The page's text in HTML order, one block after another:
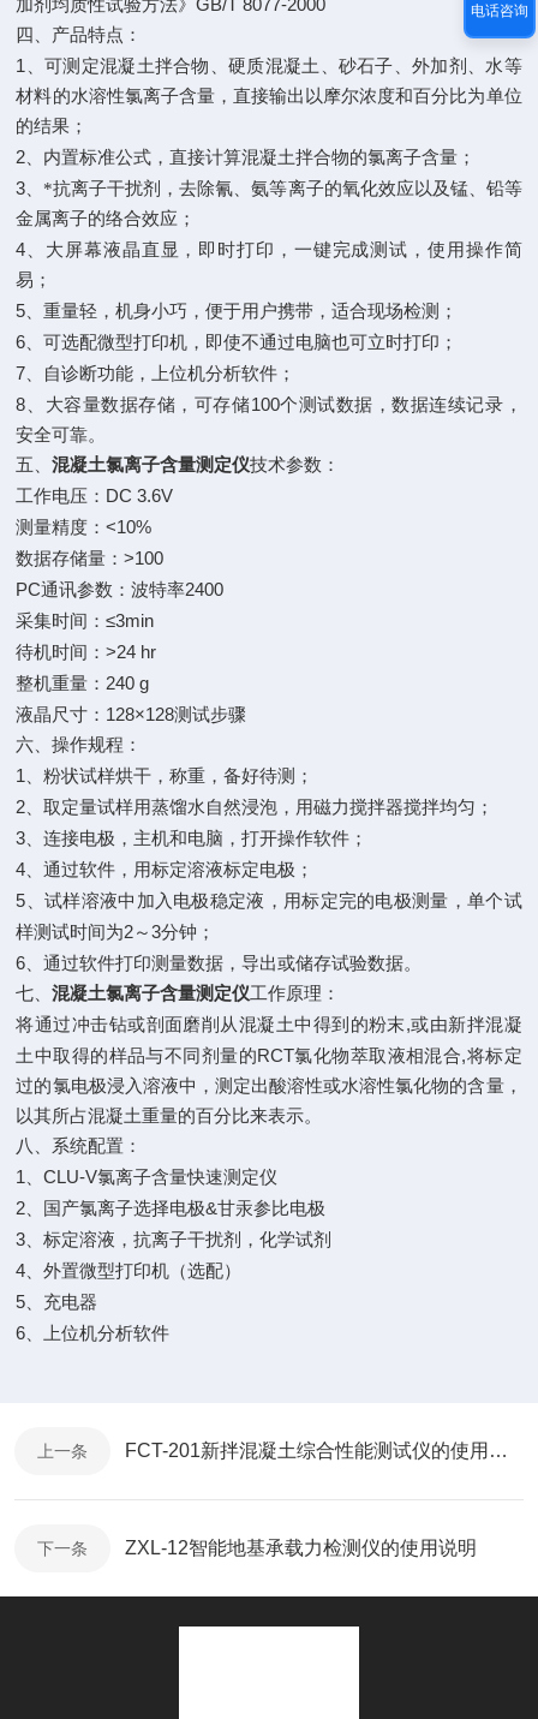
加剂均质性试验方法》GB/T 8077-2000
四、产品特点：
1 、可测定混凝土拌合物、硬质混凝土、砂石子、外加剂、水等
材料的水溶性氯离子含量，直接输出以摩尔浓度和百分比为单位
的结果；
2 、内置标准公式，直接计算混凝土拌合物的氯离子含量；
3 、*抗离子干扰剂，去除氰、氨等离子的氧化效应以及锰、铅等
金属离子的络合效应；
4 、大屏幕液晶直显，即时打印，一键完成测试，使用操作简
易；
5 、重量轻，机身小巧，便于用户携带，适合现场检测；
6 、可选配微型打印机，即使不通过电脑也可立时打印；
7 、自诊断功能，
上位机分析软件；
8 、大容量数据存储，可存储100个测试数据，数据连续记录，
安全可靠。
五、混凝土氯离子含量测定仪技术参数：
工作电压： DC 3.6V
测量精度：<10%
数据存储量：>100
PC通讯参数：波特率2400
采集时间：≤3min
待机时间：>24 hr
整机重量： 240 g
液晶尺寸： 128×128测试步骤
六、操作规程：
1 、粉状试样烘干，称重，备好待测；
2 、取定量试样用蒸馏水自然浸泡，用磁力搅拌器搅拌均匀；
3 、连接电极，主机和电脑，打开操作软件；
4 、通过软件，用标定溶液标定电极；
5 、试样溶液中加入电极稳定液，用标定完的电极测量，单个试
样测试时间为2～3分钟；
6 、通过软件打印测量数据，导出或储存试验数据。
七、混凝土氯离子含量测定仪工作原理：
将通过冲击钻或剖面磨削从混凝土中得到的粉末,或由新拌混凝
土中取得的样品与不同剂量的RCT氯化物萃取液相混合,将标定
过的氯电极浸入溶液中，测定出酸溶性或水溶性氯化物的含量，
以其所占混凝土重量的百分比来表示。
八、系统配置：
1 、CLU-V氯离子含量快速测定仪
2 、国产氯离子选择电极&甘汞参比电极
3 、标定溶液，抗离子干扰剂，化学试剂
4 、外置微型打印机（选配）
5 、充电器
6 、上位机分析软件
上一条 FCT-201新拌混凝土综合性能测试仪的使用说明
下一条 ZXL-12智能地基承载力检测仪的使用说明
电话咨询